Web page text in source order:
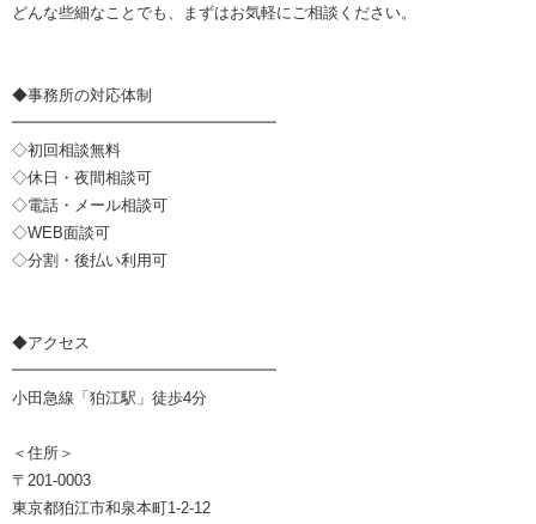
どんな些細なことでも、まずはお気軽にご相談ください。
◆事務所の対応体制
━━━━━━━━━━━━━━━━━
◇初回相談無料
◇休日・夜間相談可
◇電話・メール相談可
◇WEB面談可
◇分割・後払い利用可
◆アクセス
━━━━━━━━━━━━━━━━━
小田急線「狛江駅」徒歩4分
＜住所＞
〒201-0003
東京都狛江市和泉本町1-2-12